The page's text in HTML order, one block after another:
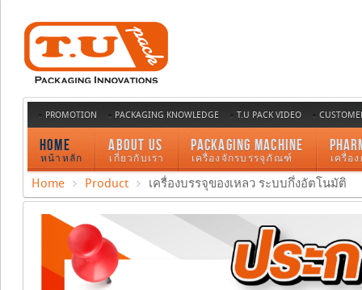
PROMOTION PACKAGING KNOWLEDGE T.U PACK VIDEO
HOME
หน้าหลัก
ABOUT US
เกี่ยวกับเรา
PACKAGING MACHINE
เครื่องจักรบรรจุภัณฑ์ เครื่อ
Home Product เครื่องบรรจุของเหลว ระบบกึ่งอัตโนมัติ